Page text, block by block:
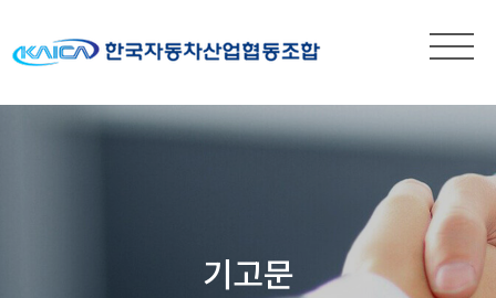
기고문